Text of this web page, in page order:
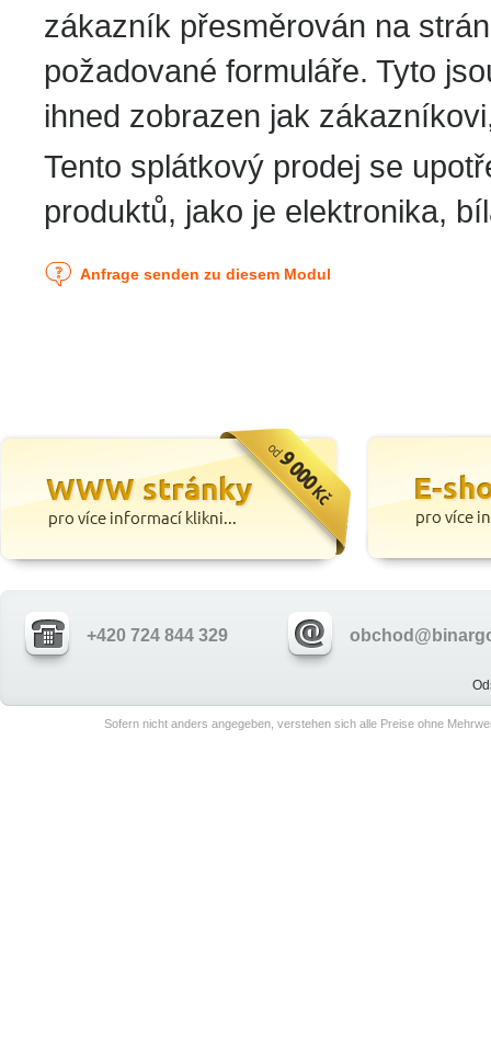
zákazník přesměrován na
požadované formuláře. Tyto
ihned zobrazen jak
Tento splátkový prodej se
produktů, jako je elektronika,
Anfrage senden zu diesem Modul
+420 724 844 329
Sofern nicht anders angegeben, verstehen sich alle Preise ohne